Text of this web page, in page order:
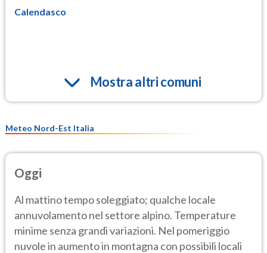
Calendasco
Mostra altri comuni
Meteo Nord-Est Italia
Oggi
Al mattino tempo soleggiato; qualche locale
annuvolamento nel settore alpino. Temperature
minime senza grandi variazioni. Nel pomeriggio
nuvole in aumento in montagna con possibili locali